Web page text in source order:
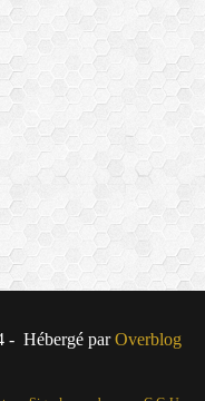
- Hébergé parOverblog